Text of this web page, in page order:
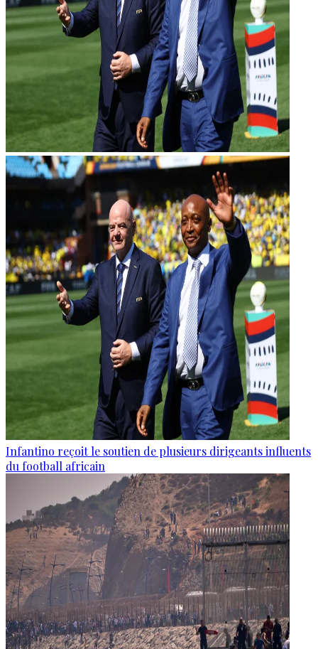
Infantino reçoit le soutien de plusieurs dirigeants influents
du football africain